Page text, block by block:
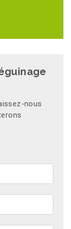
nous